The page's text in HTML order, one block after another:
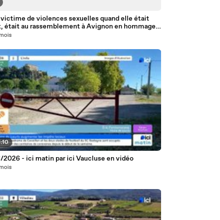
de violences sexuelles quand elle était
était au rassemblement à Avignon en hommage à
- ici matin par ici Vaucluse en vidéo